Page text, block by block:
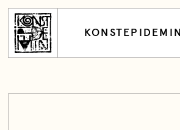
KONSTEPIDEMIN